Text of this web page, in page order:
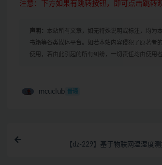
注意：下方如果有跳转按钮，即可点击跳转
声明： 本站所有文章，如无特殊说明或标注，均为
书籍等各类媒体平台。如若本站内容侵犯了原著者
使用，若由此引起的所有纠纷，一切责任均由使用者
mcuclub 普通
【dz-229】基于物联网温湿度